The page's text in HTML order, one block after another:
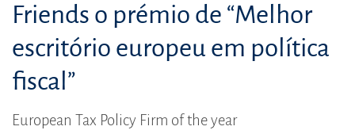
Friends o prémio de “Melhor
escritório europeu em política
fiscal”
European Tax Policy Firm of the year